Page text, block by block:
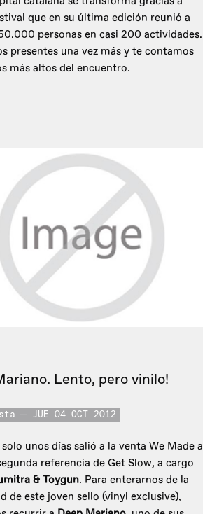
que en su última edición reunió a
personas en casi 200 actividades.
presentes una vez más y te contamos
más altos del encuentro.
Lento, pero vinilo!
JUE 04 OCT 2012
unos días salió a la venta We Made a
referencia de Get Slow, a cargo
& Toygun. Para enterarnos de la
de este joven sello (vinyl exclusive),